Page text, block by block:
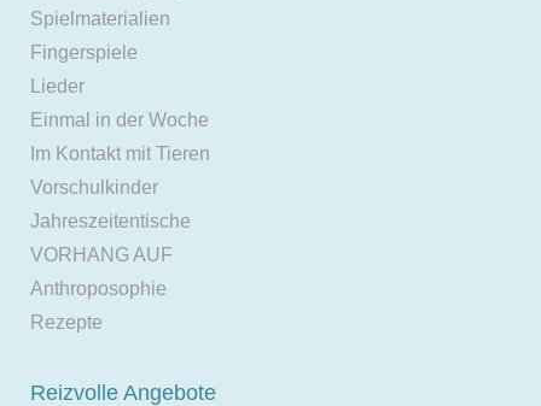
Spielmaterialien
Fingerspiele
Lieder
Einmal in der Woche
Im Kontakt mit Tieren
Vorschulkinder
Jahreszeitentische
VORHANG AUF
Anthroposophie
Rezepte
Reizvolle Angebote